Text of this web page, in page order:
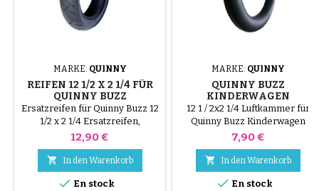
MARKE: QUINNY
REIFEN 12 1/2 X 2 1/4 FÜR
QUINNY BUZZ
Ersatzreifen für Quinny Buzz 12
1/2 x 2 1/4 Ersatzreifen,
kompatibel mit dem Quinny
1/2 x 2 1/4, zum Austausch eines
abgenutzten Reifens unter
Beibehaltung des Originalrades.
Preis
12,90 €
 In den Warenkorb
 En stock
MARKE: QUINNY
QUINNY BUZZ
KINDERWAGEN
INNENROHR
12 1 / 2x2 1/4 Luftkammer für
Quinny Buzz Kinderwagen
Preis
7,90 €
 In den Warenkorb
 En stock